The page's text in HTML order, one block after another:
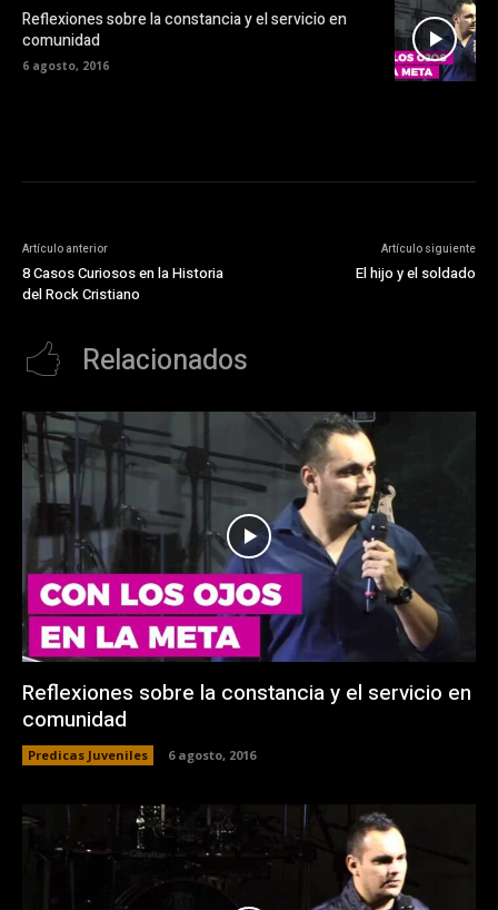
Reflexiones sobre la constancia y el servicio en
comunidad
6 agosto, 2016
Artículo anterior
8 Casos Curiosos en la Historia
del Rock Cristiano
Artículo siguiente
El hijo y el soldado
Relacionados
Reflexiones sobre la constancia y el servicio en
comunidad
Predicas Juveniles 6 agosto, 2016